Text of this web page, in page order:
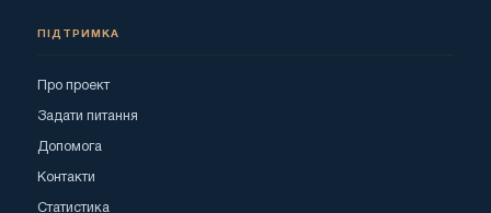
ПІДТРИМКА
Про проект
Задати питання
Допомога
Контакти
Статистика